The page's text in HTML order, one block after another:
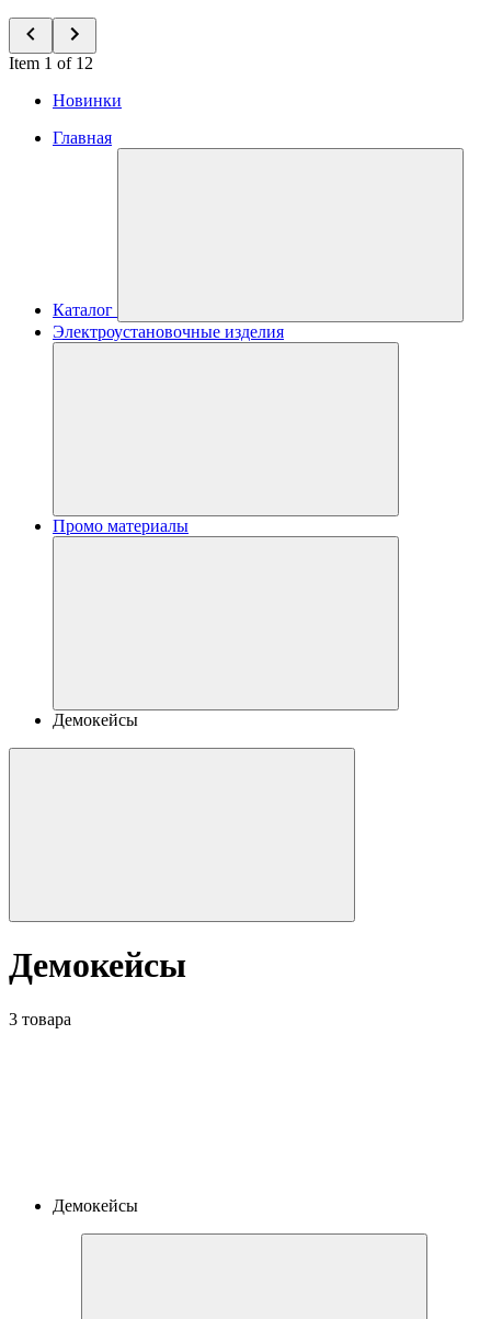
Item 1 of 12
Новинки
Главная
Каталог
Электроустановочные изделия
Промо материалы
Демокейсы
Демокейсы
3 товара
Демокейсы